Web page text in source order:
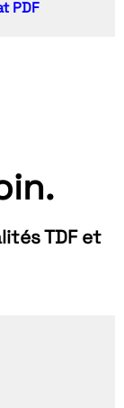
PDF
TDF et